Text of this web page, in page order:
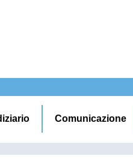
Comunicazione